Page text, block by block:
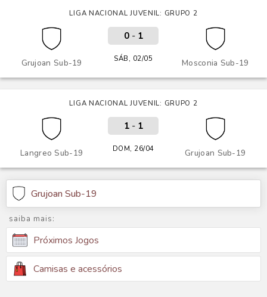
LIGA NACIONAL JUVENIL: GRUPO 2
Grujoan Sub-19 Mosconia Sub-19
0- 1
SÁB, 02/05
LIGA NACIONAL JUVENIL: GRUPO 2
Langreo Sub-19 Grujoan Sub-19
1- 1
DOM, 26/04
Grujoan Sub-19
saiba mais:
Próximos Jogos
Camisas e acessórios